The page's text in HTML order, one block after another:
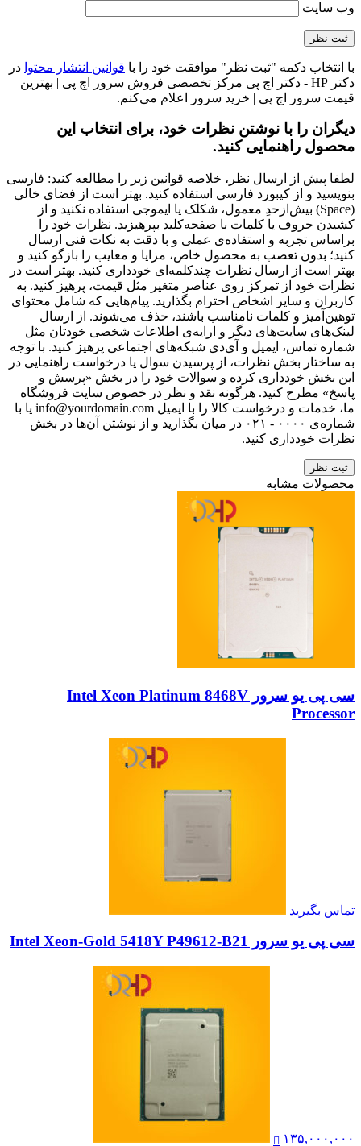
وب‌ سایت
با انتخاب دکمه "ثبت نظر" موافقت خود را با قوانین انتشار محتوا در
دکتر HP - دکتر اچ پی مرکز تخصصی فروش سرور اچ پی | بهترین
قیمت سرور اچ پی | خرید سرور اعلام می‌کنم.
دیگران را با نوشتن نظرات خود، برای انتخاب این
محصول راهنمایی کنید.
لطفا پیش از ارسال نظر، خلاصه قوانین زیر را مطالعه کنید: فارسی
بنویسید و از کیبورد فارسی استفاده کنید. بهتر است از فضای خالی
(Space) بیش‌از‌حدِ معمول، شکلک یا ایموجی استفاده نکنید و از
کشیدن حروف یا کلمات با صفحه‌کلید بپرهیزید. نظرات خود را
براساس تجربه و استفاده‌ی عملی و با دقت به نکات فنی ارسال
کنید؛ بدون تعصب به محصول خاص، مزایا و معایب را بازگو کنید و
بهتر است از ارسال نظرات چندکلمه‌‌ای خودداری کنید. بهتر است در
نظرات خود از تمرکز روی عناصر متغیر مثل قیمت، پرهیز کنید. به
کاربران و سایر اشخاص احترام بگذارید. پیام‌هایی که شامل محتوای
توهین‌آمیز و کلمات نامناسب باشند، حذف می‌شوند. از ارسال
لینک‌های سایت‌های دیگر و ارایه‌ی اطلاعات شخصی خودتان مثل
شماره تماس، ایمیل و آی‌دی شبکه‌های اجتماعی پرهیز کنید. با توجه
به ساختار بخش نظرات، از پرسیدن سوال یا درخواست راهنمایی در
این بخش خودداری کرده و سوالات خود را در بخش «پرسش و
پاسخ» مطرح کنید. هرگونه نقد و نظر در خصوص سایت فروشگاه
ما، خدمات و درخواست کالا را با ایمیل info@yourdomain.com یا با
شماره‌ی ۰۰۰۰ - ۰۲۱ در میان بگذارید و از نوشتن آن‌ها در بخش
نظرات خودداری کنید.
ثبت نظر
محصولات مشابه
سی پی یو سرور Intel Xeon Platinum 8468V
Processor
تماس بگیرید
سی پی یو سرور Intel Xeon-Gold 5418Y P49612-B21
۱۳۵,۰۰۰,۰۰۰